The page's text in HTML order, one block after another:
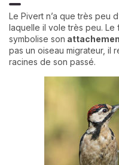
Le Pivert n’a que très peu
laquelle il vole très peu. Le
symbolise son
pas un oiseau migrateur, il
racines de son passé.